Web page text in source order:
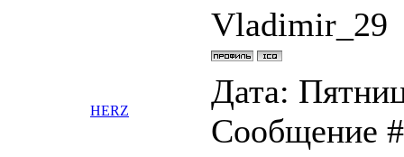
Vladimir_29
HERZ
Дата:
Сообщение